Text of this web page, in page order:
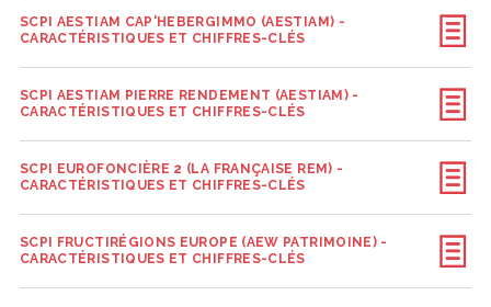
SCPI AESTIAM CAP'HEBERGIMMO (AESTIAM) -
CARACTÉRISTIQUES ET CHIFFRES-CLÉS
SCPI AESTIAM PIERRE RENDEMENT (AESTIAM) -
CARACTÉRISTIQUES ET CHIFFRES-CLÉS
SCPI EUROFONCIÈRE 2 (LA FRANÇAISE REM) -
CARACTÉRISTIQUES ET CHIFFRES-CLÉS
SCPI FRUCTIRÉGIONS EUROPE (AEW PATRIMOINE) -
CARACTÉRISTIQUES ET CHIFFRES-CLÉS